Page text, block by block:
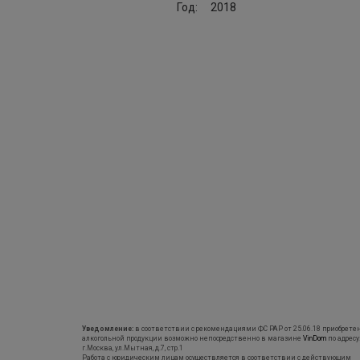
Год: 2018
Уведомление: в соответствии с рекомендациями ФС РАР от 25.06.18
алкогольной продукции возможно непосредственно в магазине VinDom по адресу:
г.Москва, ул.Мытная, д.7, стр.1
Работа с юридическим лицам осуществляется в соответствии с действующим